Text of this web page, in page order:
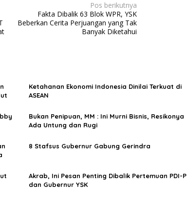
Pos berikutnya
Fakta Dibalik 63 Blok WPR, YSK
Beberkan Cerita Perjuangan yang Tak
Banyak Diketahui
Ketahanan Ekonomi Indonesia Dinilai Terkuat di
ASEAN
Bukan Penipuan, MM : Ini Murni Bisnis, Resikonya
Ada Untung dan Rugi
‎8 Stafsus Gubernur Gabung Gerindra
Akrab, Ini Pesan Penting Dibalik Pertemuan PDI-P
dan Gubernur YSK